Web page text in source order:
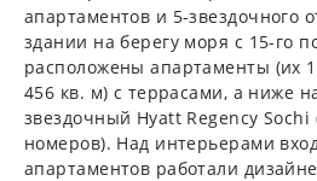
апартаментов и 5-звездочного
здании на берегу моря с 15-го
расположены апартаменты (их
456 кв. м) с террасами, а ниже
звездочный Hyatt Regency Sochi
номеров). Над интерьерами
апартаментов работали